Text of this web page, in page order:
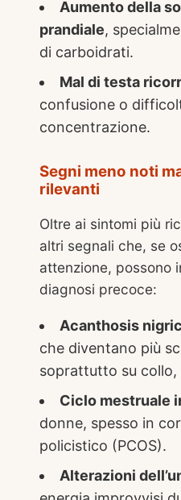
Aumento della
prandiale,
di carboidrati.
Mal di testa
confusione o
concentrazione.
Segni meno noti
rilevanti
Oltre ai sintomi più
altri segnali che, se
attenzione, possono
diagnosi precoce:
Acanthosis
che diventano più
soprattutto su collo,
Ciclo mestruale
donne, spesso in
policistico (PCOS).
Alterazioni